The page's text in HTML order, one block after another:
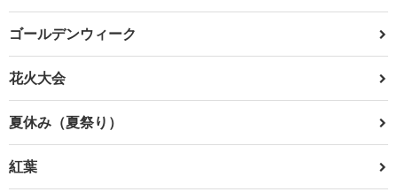
ゴールデンウィーク
花火大会
夏休み（夏祭り）
紅葉